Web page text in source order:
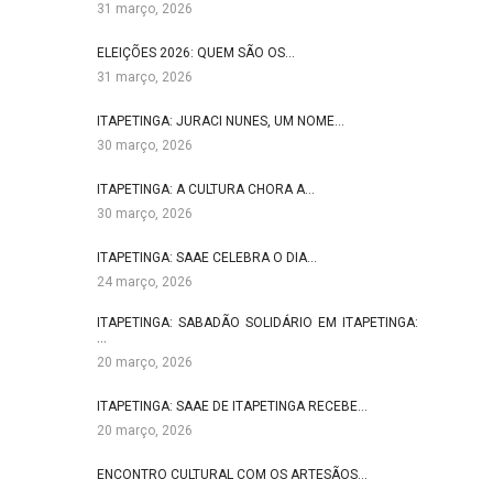
31 março, 2026
ELEIÇÕES 2026: QUEM SÃO OS…
31 março, 2026
ITAPETINGA: JURACI NUNES, UM NOME…
30 março, 2026
ITAPETINGA: A CULTURA CHORA A…
30 março, 2026
ITAPETINGA: SAAE CELEBRA O DIA…
24 março, 2026
ITAPETINGA: SABADÃO SOLIDÁRIO EM ITAPETINGA:
…
20 março, 2026
ITAPETINGA: SAAE DE ITAPETINGA RECEBE…
20 março, 2026
ENCONTRO CULTURAL COM OS ARTESÃOS…